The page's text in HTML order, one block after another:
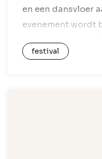
en een dansvloer
evenement wordt
liefhebbers van
festival